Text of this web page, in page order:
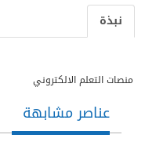
نبذة
منصات التعلم الالكتروني
عناصر مشابهة